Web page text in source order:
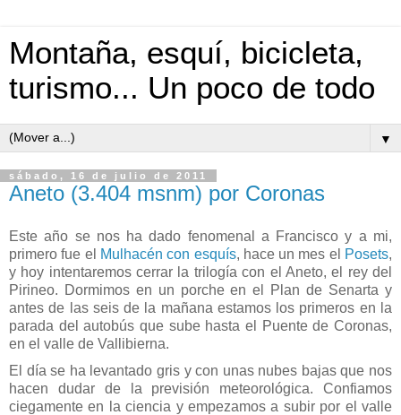
Montaña, esquí, bicicleta,
turismo... Un poco de todo
▼
sábado, 16 de julio de 2011
Aneto (3.404 msnm) por Coronas
Este año se nos ha dado fenomenal a Francisco y a mi,
primero fue el Mulhacén con esquís, hace un mes el Posets,
y hoy intentaremos cerrar la trilogía con el Aneto, el rey del
Pirineo. Dormimos en un porche en el Plan de Senarta y
antes de las seis de la mañana estamos los primeros en la
parada del autobús que sube hasta el Puente de Coronas,
en el valle de Vallibierna.
El día se ha levantado gris y con unas nubes bajas que nos
hacen dudar de la previsión meteorológica. Confiamos
ciegamente en la ciencia y empezamos a subir por el valle